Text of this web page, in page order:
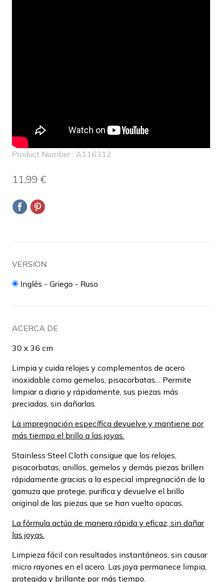
Product Number : A116312
11,99 €
VERSION
Inglés - Griego - Ruso
ACERCA DE
30 x 36 cm
Limpia y cuida relojes y complementos de acero
inoxidable como gemelos, pisacorbatas… Permite
limpiar a diario y rápidamente, sus piezas más
preciadas, sin dañarlas.
La impregnación específica devuelve y mantiene por
más tiempo el brillo a las joyas.
Stainless Steel Cloth consigue que los relojes,
pisacorbatas, anillos, gemelos y demás piezas brillen
rápidamente gracias a la especial impregnación de la
gamuza que protege, purifica y devuelve el brillo
original de las piezas que se han vuelto opacas.
La fórmula actúa de manera rápida y eficaz, sin dañar
las joyas.
Limpieza fácil con resultados instantáneos, sin causar
micro rayones en el acero. Las joya permanece limpia,
protegida y brillante por más tiempo.